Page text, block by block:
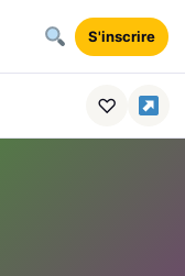
S'inscrire
♡